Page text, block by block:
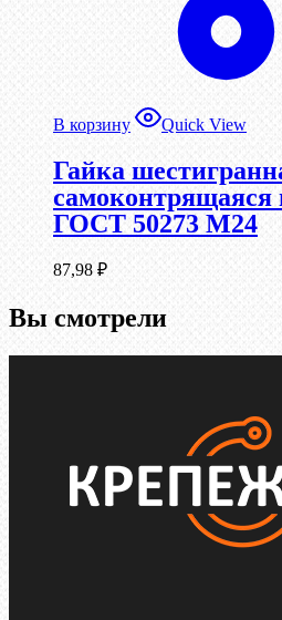
В корзину Quick View
Гайка
самоконтрящаяся
ГОСТ 50273 М24
87,98 ₽
Вы смотрели